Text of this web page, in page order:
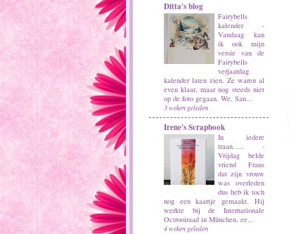
Ditta's blog
Fairybells
kalender
-
Vandaag kan
ik ook mijn
versie van de
Fairybells
verjaardag
kalender laten zien. Ze waren al
even klaar, maar nog steeds niet
op de foto gegaan. We, San...
3 weken geleden
Irene's Scrapbook
In iedere
traan.....
-
Vrijdag belde
vriend Frans
dat zijn vrouw
was overleden
dus heb ik toch
nog een kaartje gemaakt. Hij
werkte bij de Internationale
Octrooiraad in München, ee...
4 weken geleden